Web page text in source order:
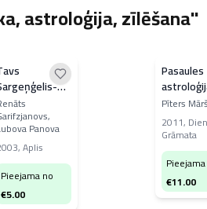
astroloģija, zīlēšana"
ceļš
Panova
,Aplis
Pieejama no
€5.00
Pasaules
vēsture
Pīters
2011,
Grāmata
€11.00